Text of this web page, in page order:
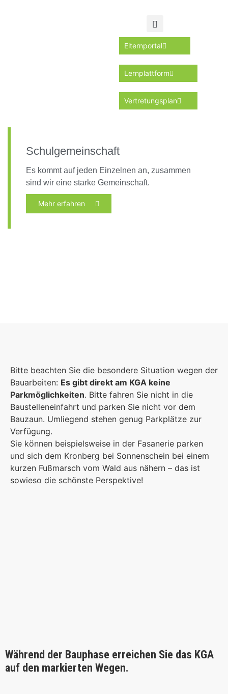
Elternportal
Lernplattform
Vertretungsplan
Schulgemeinschaft
Es kommt auf jeden Einzelnen an, zusammen
sind wir eine starke Gemeinschaft.
Mehr erfahren
Bitte beachten Sie die besondere Situation wegen der
Bauarbeiten: Es gibt direkt am KGA keine
Parkmöglichkeiten. Bitte fahren Sie nicht in die
Baustelleneinfahrt und parken Sie nicht vor dem
Bauzaun. Umliegend stehen genug Parkplätze zur
Verfügung.
Sie können beispielsweise in der Fasanerie parken
und sich dem Kronberg bei Sonnenschein bei einem
kurzen Fußmarsch vom Wald aus nähern – das ist
sowieso die schönste Perspektive!
Während der Bauphase erreichen Sie das KGA
auf den markierten Wegen.